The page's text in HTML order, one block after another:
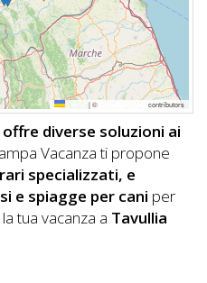
|© contributors
diverse soluzioni ai
Vacanza ti propone
specializzati, e
e spiagge per cani per
tua vacanza a Tavullia